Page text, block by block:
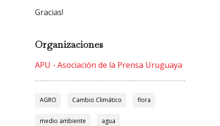
Gracias!
Organizaciones
APU - Asociación de la Prensa Uruguaya
AGRO Cambio Climático flora
medio ambiente agua